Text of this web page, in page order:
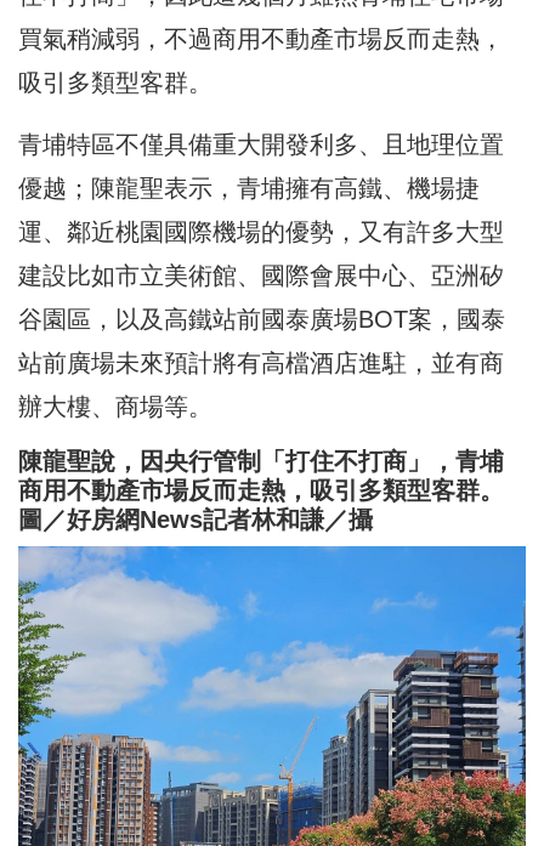
買氣稍減弱，不過商用不動產市場反而走熱，
吸引多類型客群。
青埔特區不僅具備重大開發利多、且地理位置
優越；陳龍聖表示，青埔擁有高鐵、機場捷
運、鄰近桃園國際機場的優勢，又有許多大型
建設比如市立美術館、國際會展中心、亞洲矽
谷園區，以及高鐵站前國泰廣場BOT案，國泰
站前廣場未來預計將有高檔酒店進駐，並有商
辦大樓、商場等。
陳龍聖說，因央行管制「打住不打商」，青埔
商用不動產市場反而走熱，吸引多類型客群。
圖／好房網News記者林和謙／攝